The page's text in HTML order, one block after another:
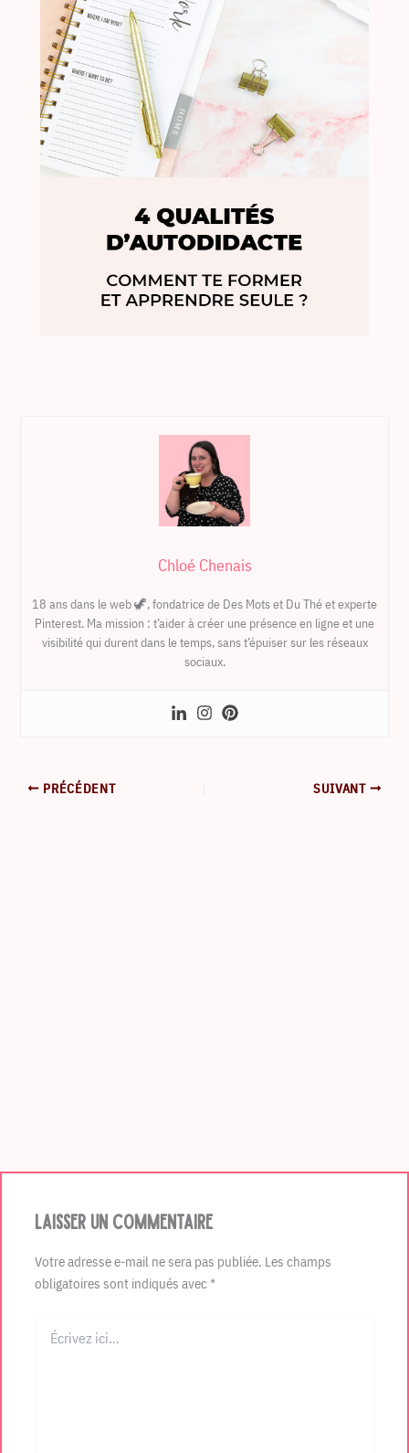
Chloé Chenais
18 ans dans le web 🦖, fondatrice de Des Mots et Du Thé et experte
Pinterest. Ma mission : t’aider à créer une présence en ligne et une
visibilité qui durent dans le temps, sans t’épuiser sur les réseaux
sociaux.
PRÉCÉDENT SUIVANT
Laisser un commentaire
Votre adresse e-mail ne sera pas publiée. Les champs
obligatoires sont indiqués avec*
ici…